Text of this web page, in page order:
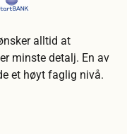
alltid at
minste detalj. En av
et høyt faglig nivå.